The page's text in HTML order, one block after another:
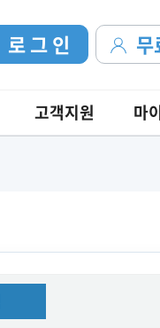
무
로 그 인
고객지원 마